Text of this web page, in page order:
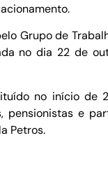
Grupo de
no dia 22 de
no início
e
Petros.